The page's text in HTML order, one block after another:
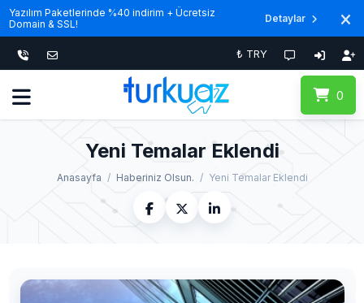
Yazılım Paketlerinde %40 indirim + Ücretsiz
Domain & SSL!
Detaylar
₺ TRY
0
Yeni Temalar Eklendi
Anasayfa Haberiniz Olsun. Yeni Temalar Eklendi